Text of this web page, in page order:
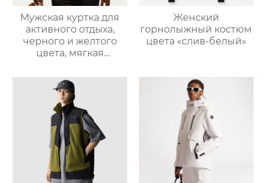
Мужская куртка для
активного отдыха,
черного и желтого
цвета, мягкая
Женский
горнолыжный костюм
цвета «слив-белый»